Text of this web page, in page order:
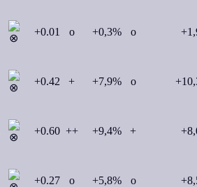
+0.01 o +0,3% o
+0.42 + +7,9% o
+0.60 ++ +9,4% +
+0.27 o +5,8% o